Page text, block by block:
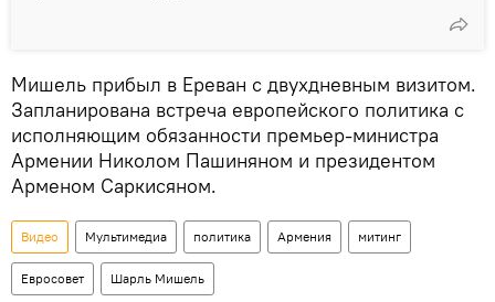
Мишель прибыл в Ереван с двухдневным визитом.
Запланирована встреча европейского политика с
исполняющим обязанности премьер-министра
Армении Николом Пашиняном и президентом
Арменом Саркисяном.
Видео Мультимедиа политика Армения митинг
Евросовет Шарль Мишель